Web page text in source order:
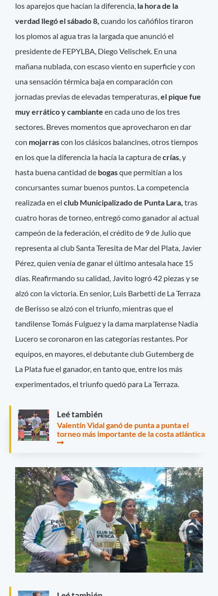
los aparejos que hacían la diferencia, la hora de la
verdad llegó el sábado 8,cuando los cañófilos tiraron
los plomos al agua tras la largada que anunció el
presidente de FEPYLBA, Diego Velischek. En una
mañana nublada, con escaso viento en superficie y con
una sensación térmica baja en comparación con
jornadas previas de elevadas temperaturas,el pique fue
muy errático y cambianteen cada uno de los tres
sectores. Breves momentos que aprovecharon en dar
con mojarrascon los clásicos balancines, otros tiempos
en los que la diferencia la hacía la captura decrías , y
hasta buena cantidad de bogasque permitían a los
concursantes sumar buenos puntos. La competencia
realizada en elclub Municipalizado de Punta Lara,tras
cuatro horas de torneo, entregó como ganador al actual
campeón de la federación, el crédito de 9 de Julio que
representa al club Santa Teresita de Mar del Plata, Javier
Pérez, quien venía de ganar el último antesala hace 15
días. Reafirmando su calidad, Javito logró 42 piezas y se
alzó con la victoria. En senior, Luis Barbetti de La Terraza
de Berisso se alzó con el triunfo, mientras que el
tandilense Tomás Fulguez y la dama marplatense Nadia
Lucero se coronaron en las categorías restantes. Por
equipos, en mayores, el debutante club Gutemberg de
La Plata fue el ganador, en tanto que, entre los más
experimentados, el triunfo quedó para La Terraza.
Leé también
Valentín Vidal ganó de punta a punta el
torneo más importante de la costa atlántica